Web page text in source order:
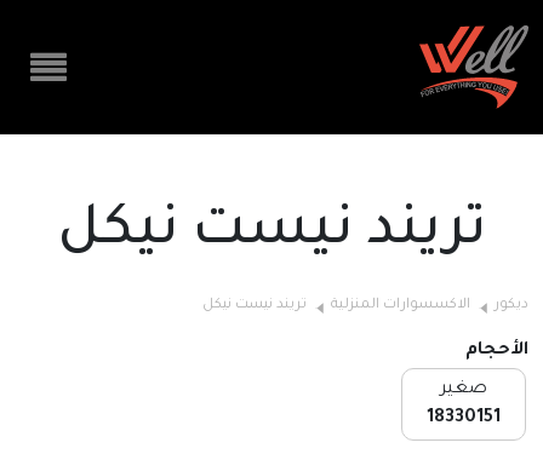
تريند نيست نيكل
ديكور الاكسسوارات المنزلية تريند نيست نيكل
الأحجام
صغير
18330151